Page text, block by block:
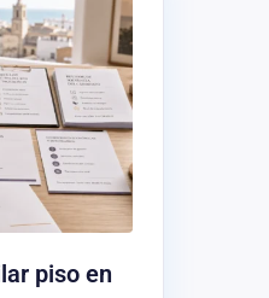
piso en